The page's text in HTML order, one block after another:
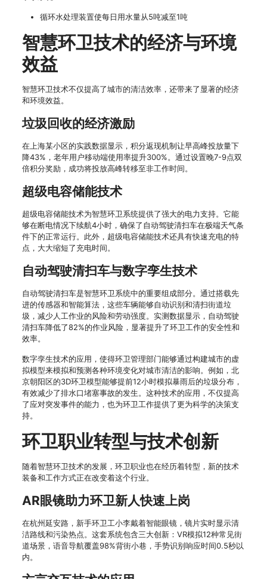
循环水处理装置使每日用水量从5吨减至1吨
智慧环卫技术的经济与环境
效益
智慧环卫技术不仅提高了城市的清洁效率，还带来了显著的经济
和环境效益。
垃圾回收的经济激励
在上海某小区的实践数据显示，积分返现机制让早高峰投放量下
降43%，老年用户移动端使用率提升300%。通过设置晚7-9点双
倍积分奖励，成功将投放高峰转移至非工作时间。
超级电容储能技术
超级电容储能技术为智慧环卫系统提供了强大的电力支持。它能
够在断电情况下续航4小时，确保了自动驾驶清扫车在极端天气条
件下的正常运行。此外，超级电容储能技术还具有快速充电的特
点，大大缩短了充电时间。
自动驾驶清扫车与数字孪生技术
自动驾驶清扫车是智慧环卫系统中的重要组成部分。通过搭载先
进的传感器和智能算法，这些车辆能够自动识别和清扫街道垃
圾，减少人工作业的风险和劳动强度。实测数据显示，自动驾驶
清扫车降低了82%的作业风险，显著提升了环卫工作的安全性和
效率。
数字孪生技术的应用，使得环卫管理部门能够通过构建城市的虚
拟模型来模拟和预测各种环境变化对城市清洁的影响。例如，北
京朝阳区的3D环卫模型能够提前12小时模拟暴雨后的垃圾分布，
有效减少了排水口堵塞事故的发生。这种技术的应用，不仅提高
了应对突发事件的能力，也为环卫工作提供了更为科学的决策支
持。
环卫职业转型与技术创新
随着智慧环卫技术的发展，环卫职业也在经历着转型，新的技术
装备和工作方式正在改变着这个行业。
AR眼镜助力环卫新人快速上岗
在杭州延安路，新手环卫工小李戴着智能眼镜，镜片实时显示清
洁路线和污染热点。这套系统包含三大创新：VR模拟12种常见街
道场景，语音导航覆盖98%背街小巷，手势识别响应时间0.5秒以
内。